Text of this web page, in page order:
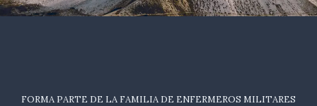
FORMA PARTE DE LA FAMILIA DE ENFERMEROS MILITARES